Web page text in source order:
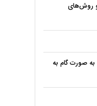
و روش‌های
‌صورت گام ‌به‌